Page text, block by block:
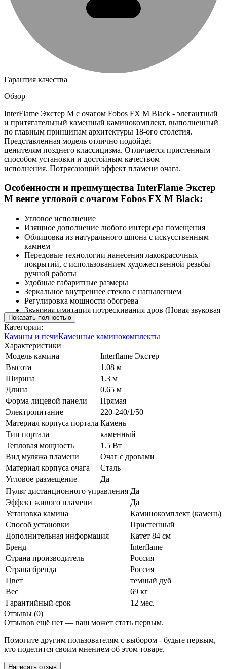
Гарантия качества
Обзор
InterFlame Экстер М с очагом Fobos FX M Black - элегантный
и притягательный каменный каминокомплект, выполненный
по главным принципам архитектуры 18-ого столетия.
Представленная модель отлично подойдёт
ценителям позднего классицизма. Отличается пристенным
способом установки и достойным качеством
исполнения. Потрясающий эффект пламени очага.
Особенности и преимущества InterFlame Экстер
М венге угловой с очагом Fobos FX M Black:
Угловое исполнение
Изящное дополнение любого интерьера помещения
Облицовка из натурального шпона с искусственным
камнем
Передовые технологии нанесения лакокрасочных
покрытий, с использованием художественной резьбы
ручной работы
Удобные габаритные размеры
Зеркальное внутреннее стекло с напылением
Регулировка мощности обогрева
Звуковая имитация потрескивания дров (Новая звуковая
дорожка)
Показать полностью
Категории:
Камины и печиКаменные каминокомплекты
Характеристики
Модель камина
Interflame Экстер
Высота
1.08 м
Ширина
1.3 м
Длина
0.65 м
Форма лицевой панели
Прямая
Электропитание
220-240/1/50
Материал корпуса портала Камень
Тип портала
каменный
Тепловая мощность
1.5 Вт
Вид муляжа пламени
Очаг с дровами
Материал корпуса очага
Сталь
Угловое размещение
Да
Пульт дистанционного управления Да
Эффект живого пламени
Да
Установка камина
Каминокомплект (камень)
Способ установки
Пристенный
Дополнительная информация
Катет 84 см
Бренд
Interflame
Страна производитель
Россия
Страна бренда
Россия
Цвет
темный дуб
Вес
69 кг
Гарантийный срок
12 мес.
Отзывы (0)
Отзывов ещё нет — ваш может стать первым.
Помогите другим пользователям с выбором - будьте первым,
кто поделится своим мнением об этом товаре.
Написать отзыв